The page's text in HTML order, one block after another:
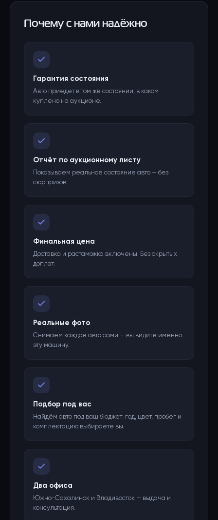
Почему с нами надёжно
Гарантия состояния
Авто приедет в том же состоянии, в каком
куплено на аукционе.
Отчёт по аукционному листу
Показываем реальное состояние авто — без
сюрпризов.
Финальная цена
Доставка и растаможка включены. Без скрытых
доплат.
Реальные фото
Снимаем каждое авто сами — вы видите именно
эту машину.
Подбор под вас
Найдём авто под ваш бюджет: год, цвет, пробег и
комплектацию выбираете вы.
Два офиса
Южно-Сахалинск и Владивосток — выдача и
консультация.